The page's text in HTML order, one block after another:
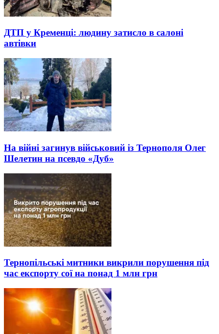
ДТП у Кременці: людину затисло в салоні
автівки
На війні загинув військовий із Тернополя Олег
Шелетин на псевдо «Дуб»
Тернопільські митники викрили порушення під
час експорту сої на понад 1 млн грн